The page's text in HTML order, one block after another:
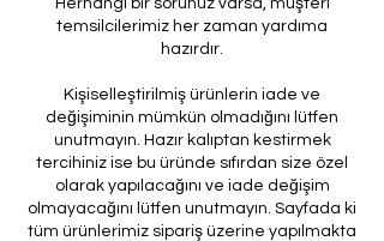
temsilcilerimiz her zaman yardıma
hazırdır.
Kişiselleştirilmiş ürünlerin iade ve
değişiminin mümkün olmadığını lütfen
unutmayın. Hazır kalıptan kestirmek
tercihiniz ise bu üründe sıfırdan size özel
olarak yapılacağını ve iade değişim
olmayacağını lütfen unutmayın. Sayfada ki
tüm ürünlerimiz sipariş üzerine yapılmakta